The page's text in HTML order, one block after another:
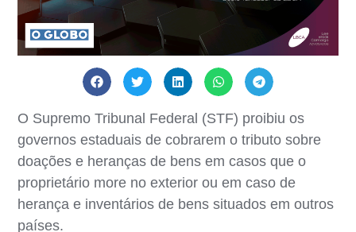
O Supremo Tribunal Federal (STF) proibiu os
governos estaduais de cobrarem o tributo sobre
doações e heranças de bens em casos que o
proprietário more no exterior ou em caso de
herança e inventários de bens situados em outros
países.